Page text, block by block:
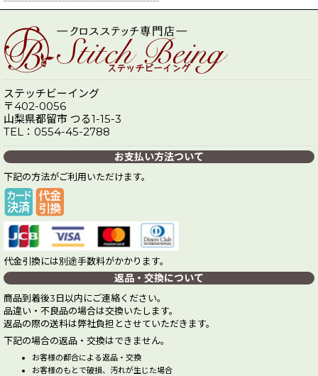
ステッチビーイング
〒402-0056
山梨県都留市 つる1-15-3
TEL：0554-45-2788
お支払い方法ついて
下記の方法がご利用いただけます。
代金引換には別途手数料がかかります。
返品・交換について
商品到着後3日以内にご連絡ください。
品違い・不良品の場合は交換いたします。
返品の際の送料は弊社負担とさせていただきます。
下記の場合の返品・交換はできません。
お客様の都合による返品・交換
お客様のもとで破損、汚れが生じた場合